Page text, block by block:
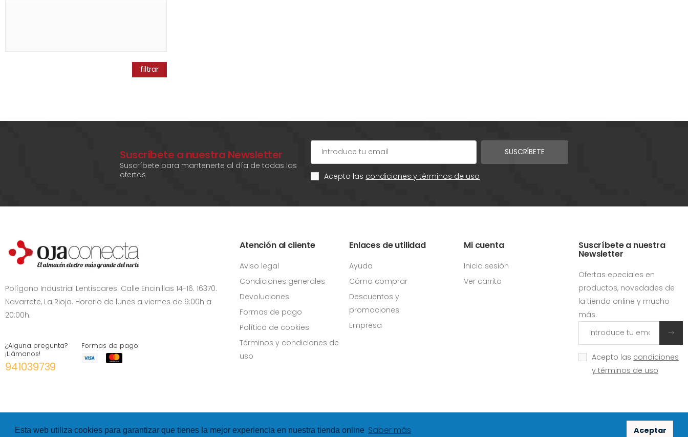
Esta web utiliza cookies para garantizar que tienes la mejor experiencia en nuestra tienda online Saber más Aceptar
filtrar
Suscríbete a nuestra Newsletter
Suscríbete para mantenerte al día de todas las
ofertas
SUSCRÍBETE
Acepto las condiciones y términos de uso
Polígono Industrial Lentiscares. Calle Encinillas 14-16. 16370.
Navarrete, La Rioja. Horario de lunes a viernes de 9:00h a
20:00h.
¿Alguna pregunta?
¡Llámanos!
941039739
Formas de pago
Atención al cliente
Aviso legal
Condiciones generales
Devoluciones
Formas de pago
Política de cookies
Términos y condiciones de
uso
Enlaces de utilidad
Ayuda
Cómo comprar
Descuentos y
promociones
Empresa
Mi cuenta
Inicia sesión
Ver carrito
Suscríbete a nuestra
Newsletter
Ofertas epeciales en
productos, novedades de
la tienda online y mucho
más.
Acepto las condiciones
y términos de uso
Hexer- All rights Reserved